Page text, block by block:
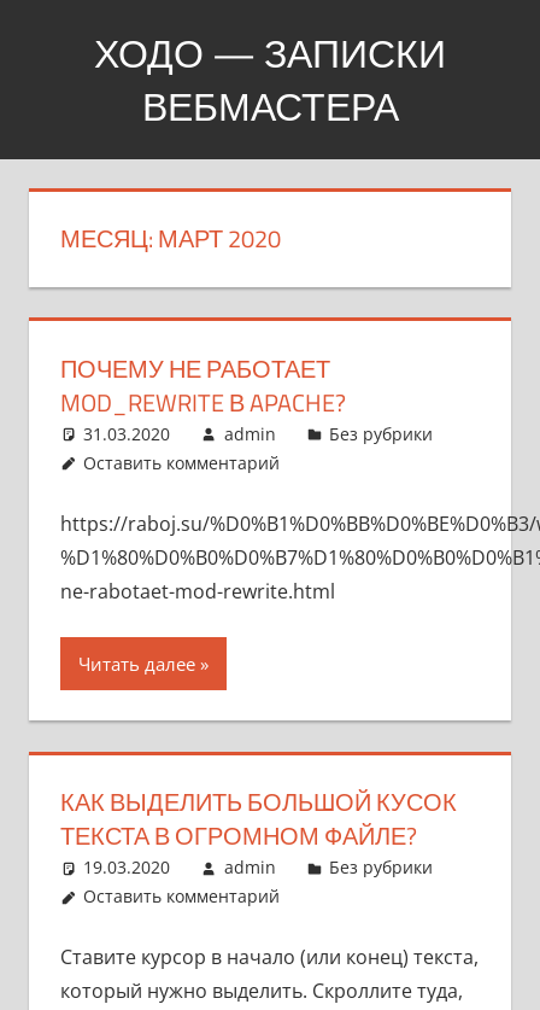
ХОДО — ЗАПИСКИ
ВЕБМАСТЕРА
Создание,
продвижение,
сайтов
МЕСЯЦ:МАРТ 2020
ПОЧЕМУ НЕ РАБОТАЕТ
MOD_REWRITE В APACHE?
31.03.2020 admin
Без рубрики
Оставить комментарий
https://raboj.su/
ne-rabotaet-mod-rewrite.html
Читать далее
КАК ВЫДЕЛИТЬ БОЛЬШОЙ КУСОК
ТЕКСТА В ОГРОМНОМ ФАЙЛЕ?
19.03.2020 admin
Без рубрики
Оставить комментарий
Ставите курсор в начало (или конец) текста,
который нужно выделить. Скроллите туда,